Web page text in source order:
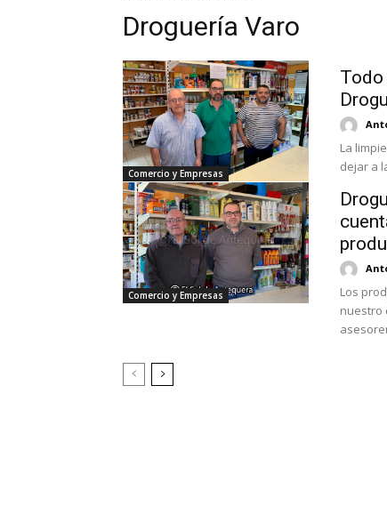
Droguería Varo
Comercio y Empresas
Todo
La
dejar a
Comercio y Empresas
Los
nuestro